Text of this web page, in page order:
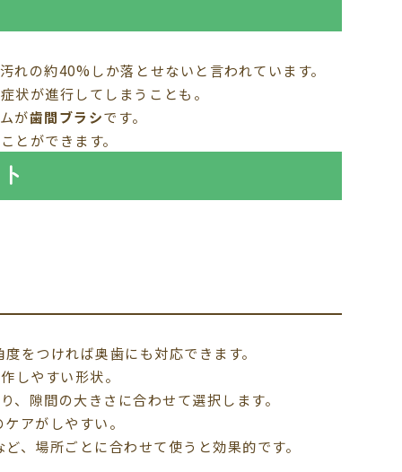
の約40%しか落とせないと言われています。
状が進行してしまうことも。
が歯間ブラシです。
とができます。
をつければ奥歯にも対応できます。
しやすい形状。
隙間の大きさに合わせて選択します。
アがしやすい。
、場所ごとに合わせて使うと効果的です。